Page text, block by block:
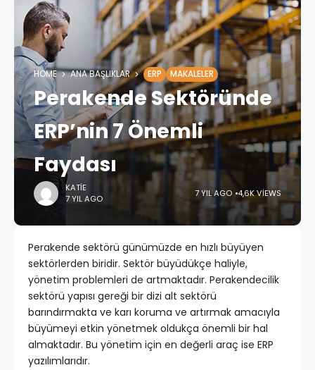
HOME ANA BAŞLIKLAR ERP MAKALELER
Perakende Sektöründe
ERP’nin 7 Önemli
Faydası
KATIE
7 YIL AGO
7 YIL AGO 4,6K VIEWS
Perakende sektörü günümüzde en hızlı büyüyen
sektörlerden biridir. Sektör büyüdükçe haliyle,
yönetim problemleri de artmaktadır. Perakendecilik
sektörü yapısı gereği bir dizi alt sektörü
barındırmakta ve karı koruma ve artırmak amacıyla
büyümeyi etkin yönetmek oldukça önemli bir hal
almaktadır. Bu yönetim için en değerli araç ise ERP
yazılımlarıdır.